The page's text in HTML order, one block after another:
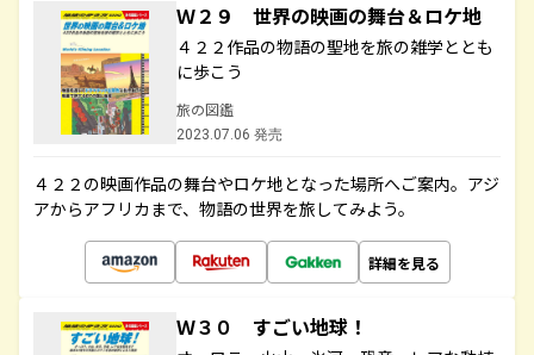
Ｗ２９ 世界の映画の舞台＆ロケ地
４２２作品の物語の聖地を旅の雑学ととも
に歩こう
旅の図鑑
2023.07.06 発売
４２２の映画作品の舞台やロケ地となった場所へご案内。アジ
アからアフリカまで、物語の世界を旅してみよう。
詳細を見る
Ｗ３０ すごい地球！